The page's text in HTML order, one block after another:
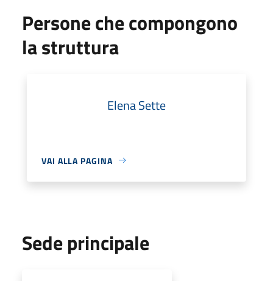
Persone che compongono
la struttura
Elena Sette
VAI ALLA PAGINA
Sede principale